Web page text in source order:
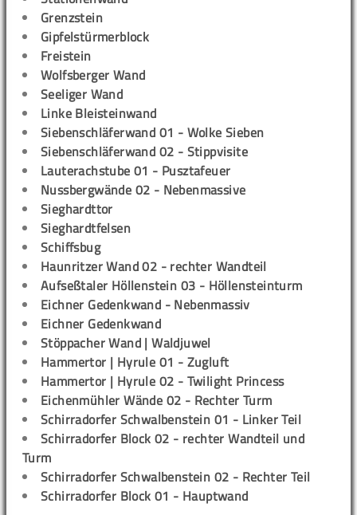
Grenzstein
Gipfelstürmerblock
Freistein
Wolfsberger Wand
Seeliger Wand
Linke Bleisteinwand
Siebenschläferwand 01 - Wolke Sieben
Siebenschläferwand 02 - Stippvisite
Lauterachstube 01 - Pusztafeuer
Nussbergwände 02 - Nebenmassive
Sieghardttor
Sieghardtfelsen
Schiffsbug
Haunritzer Wand 02 - rechter Wandteil
Aufseßtaler Höllenstein 03 - Höllensteinturm
Eichner Gedenkwand - Nebenmassiv
Eichner Gedenkwand
Stöppacher Wand | Waldjuwel
Hammertor | Hyrule 01 - Zugluft
Hammertor | Hyrule 02 - Twilight Princess
Eichenmühler Wände 02 - Rechter Turm
Schirradorfer Schwalbenstein 01 - Linker Teil
Schirradorfer Block 02 - rechter Wandteil und
Turm
Schirradorfer Schwalbenstein 02 - Rechter Teil
Schirradorfer Block 01 - Hauptwand